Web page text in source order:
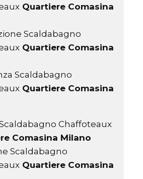
Quartiere Comasina
Scaldabagno
Quartiere Comasina
Scaldabagno
Quartiere Comasina
Chaffoteaux
Comasina Milano
Scaldabagno
Quartiere Comasina